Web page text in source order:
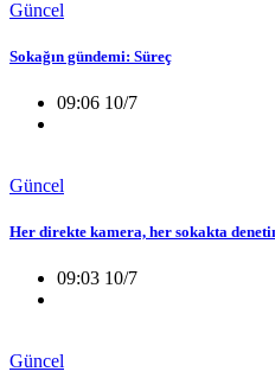
Güncel
Sokağın gündemi: Süreç
09:06 10/7
Güncel
Her direkte kamera, her sokakta
09:03 10/7
Güncel